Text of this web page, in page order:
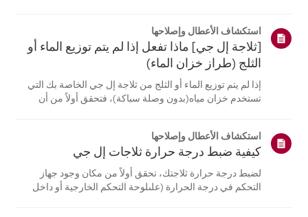
الاتصال بدعم عم...
استكشاف الأعطال وإصلاحها
[ثلاجة إل جي] ماذا تفعل إذا لم يتم توزيع الماء أو
الثلج (طراز خزان الماء)
إذا لم يتم توزيع الماء أو الثلج من ثلاجة إل جي الخاصة بك التي
تستخدم خزان مياه(بدون وصلة سباكة)، فتحقق أولاً من أن
الخزان، أو ما إ...
استكشاف الأعطال وإصلاحها
كيفية ضبط درجة حرارة ثلاجات إل جي
لضبط درجة حرارة ثلاجتك، تحقق أولاً من مكان وجود جهاز
التحكم في درجة الحرارة (علىلوحة التحكم الخارجية أو داخل